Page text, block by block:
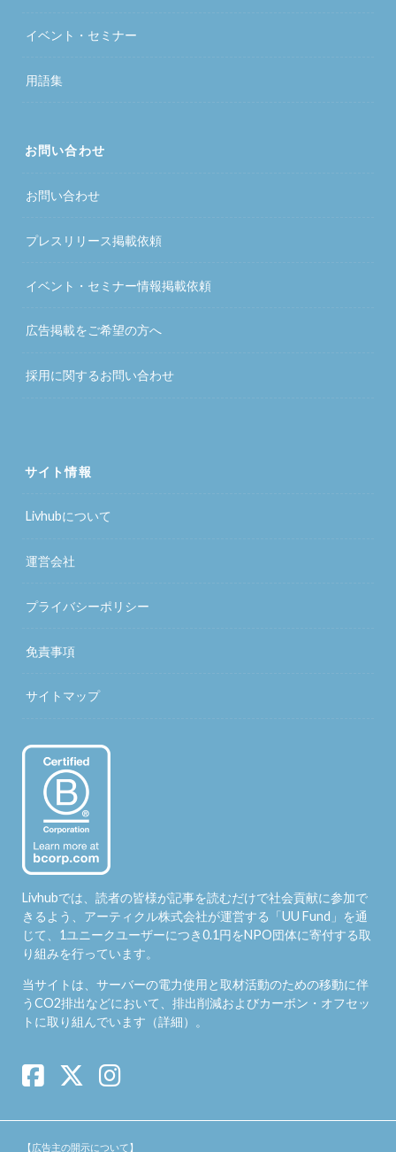
イベント・セミナー
用語集
お問い合わせ
お問い合わせ
プレスリリース掲載依頼
イベント・セミナー情報掲載依頼
広告掲載をご希望の方へ
採用に関するお問い合わせ
サイト情報
Livhubについて
運営会社
プライバシーポリシー
免責事項
サイトマップ
Livhubでは、読者の皆様が記事を読むだけで社会貢献に参加で
きるよう、アーティクル株式会社が運営する「UU Fund 」を通
じて、1ユニークユーザーにつき0.1円をNPO団体に寄付する取
り組みを行っています。
当サイトは、サーバーの電力使用と取材活動のための移動に伴
うCO2排出などにおいて、排出削減およびカーボン・オフセッ
トに取り組んでいます（詳細）。
【広告主の開示について】